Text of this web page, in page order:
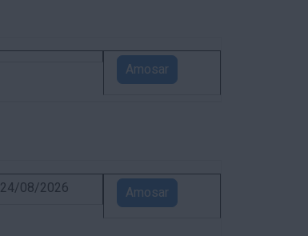
Amosar
24/08/2026 Amosar